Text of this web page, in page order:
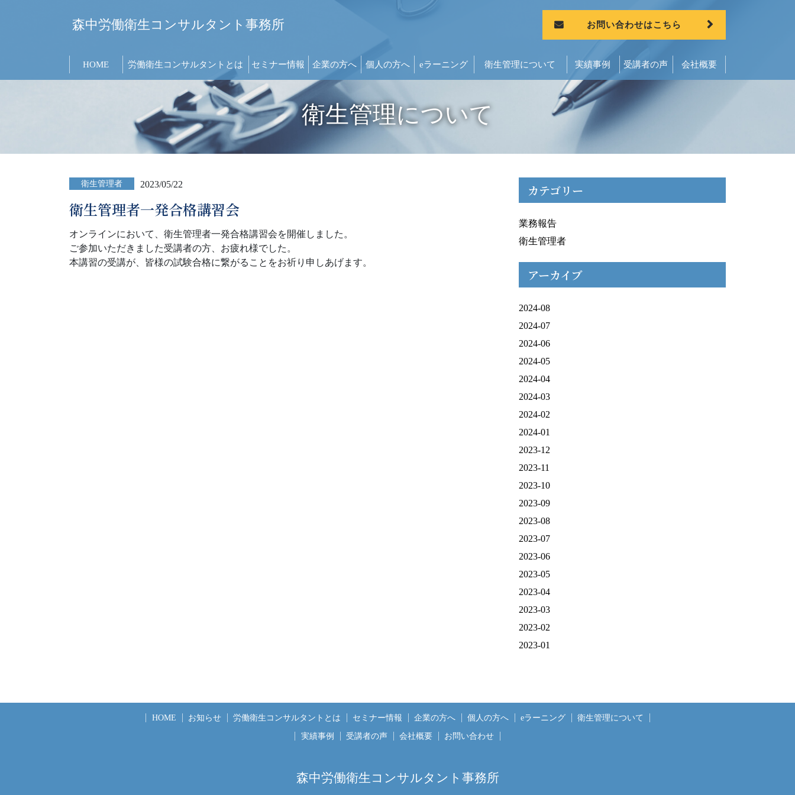
森中労働衛生コンサルタント事務所 お問い合わせはこちら
HOME 労働衛生コンサルタントとは セミナー情報 企業の方へ 個人の方へ eラーニング 衛生管理について 実績事例 受講者の声 会社概要
衛生管理について
衛生管理者 2023/05/22
衛生管理者一発合格講習会
オンラインにおいて、衛生管理者一発合格講習会を開催しました。
ご参加いただきました受講者の方、お疲れ様でした。
本講習の受講が、皆様の試験合格に繋がることをお祈り申しあげます。
カテゴリー
業務報告
衛生管理者
アーカイブ
2024-08
2024-07
2024-06
2024-05
2024-04
2024-03
2024-02
2024-01
2023-12
2023-11
2023-10
2023-09
2023-08
2023-07
2023-06
2023-05
2023-04
2023-03
2023-02
2023-01
HOME お知らせ 労働衛生コンサルタントとは セミナー情報 企業の方へ 個人の方へ eラーニング
衛生管理について
実績事例
受講者の声 会社概要 お問い合わせ
森中労働衛生コンサルタント事務所